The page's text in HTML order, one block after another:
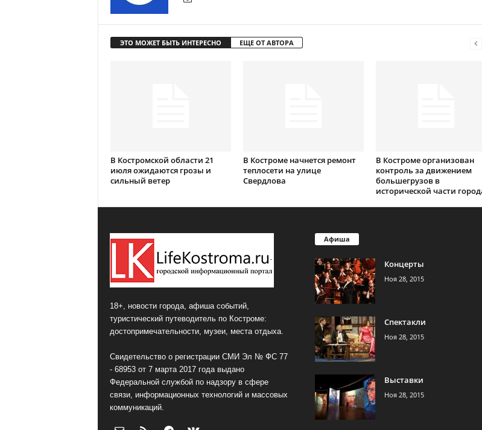
ЭТО МОЖЕТ БЫТЬ ИНТЕРЕСНО ЕЩЕ ОТ АВТОРА
В Костромской области 21
июля ожидаются грозы и
сильный ветер
В Костроме начнется ремонт
теплосети на улице
Свердлова
В Костроме организован
контроль за движением
большегрузов в
исторической части
18+, новости города, афиша событий,
туристический путеводитель по Костроме:
достопримечательности, музеи, места отдыха.
Свидетельство о регистрации СМИ Эл № ФС 77
- 68953 от 7 марта 2017 года выдано
Федеральной службой по надзору в сфере
связи, информационных технологий и массовых
коммуникаций.
Афиша
Концерты
Ноя 28, 2015
Спектакли
Ноя 28, 2015
Выставки
Ноя 28, 2015